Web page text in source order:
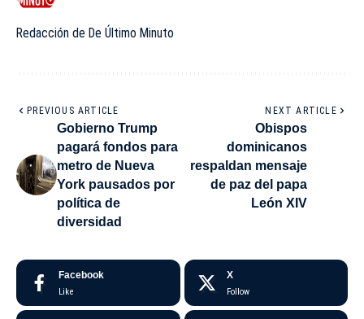
Redacción de De Último Minuto
PREVIOUS ARTICLE
Gobierno Trump
pagará fondos para
metro de Nueva
York pausados por
política de
diversidad
NEXT ARTICLE
Obispos
dominicanos
respaldan mensaje
de paz del papa
León XIV
Facebook
Like
X
Follow